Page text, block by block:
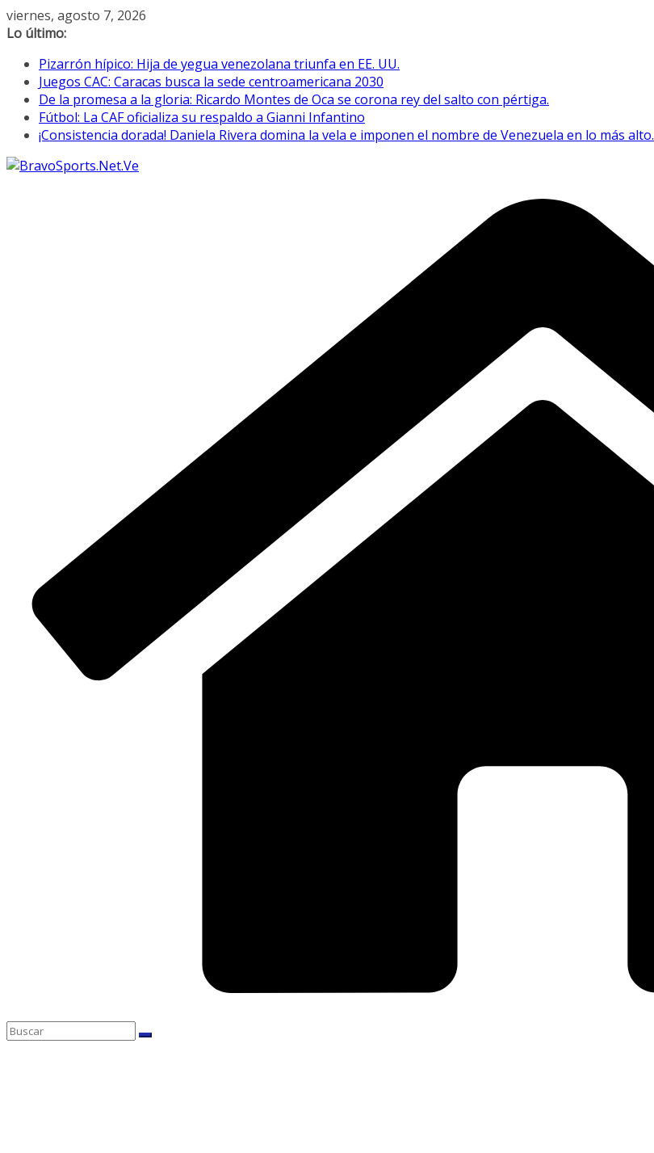
Saltar
al
viernes, agosto 7, 2026
Lo último:
Pizarrón hípico: Hija de yegua venezolana triunfa en EE. UU.
Juegos CAC: Caracas busca la sede centroamericana 2030
De la promesa a la gloria: Ricardo Montes de Oca se corona rey del salto con pértiga.
Fútbol: La CAF oficializa su respaldo a Gianni Infantino
¡Consistencia dorada! Daniela Rivera domina la vela e imponen el nombre de Venezuela en lo más alto.